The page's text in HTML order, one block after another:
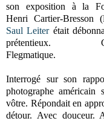
son exposition à la
Henri Cartier-Bresson
Saul Leiterétait
prétentieux.
Flegmatique.
Interrogé sur son
photographe américain
vôtre. Répondait en
détour. Avec douceur.